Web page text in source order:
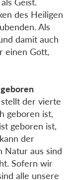
des Heiligen
Als
damit auch
einen Gott,
der vierte
geboren ist,
geboren ist,
der
Natur aus sind
Sofern wir
alle unsere